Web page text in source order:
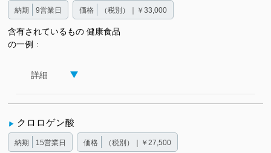
納期 9営業日 価格 （税別）｜￥33,000
含有されているもの
の一例
健康食品
詳細
クロロゲン酸
納期 15営業日 価格 （税別）｜￥27,500